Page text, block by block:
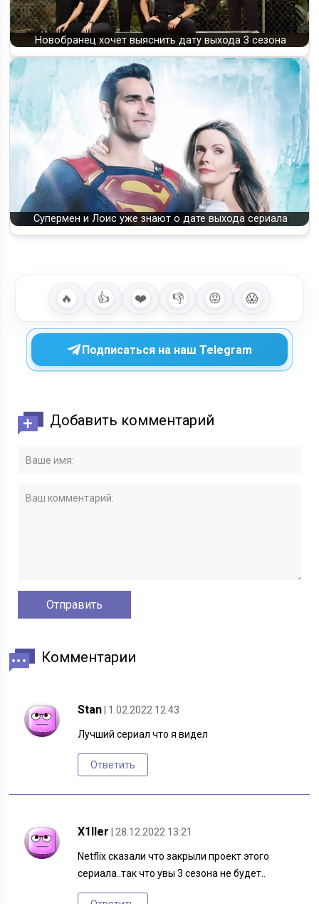
Новобранец хочет выяснить дату выхода 3 сезона
Супермен и Лоис уже знают о дате выхода сериала
🔥 👍 ❤️ 👎 😡 😱
Подписаться на наш Telegram
Добавить комментарий
Комментарии
Stan | 1.02.2022 12:43
Лучший сериал что я видел
Ответить
X1ller | 28.12.2022 13:21
Netflix сказали что закрыли проект этого
сериала..так что увы 3 сезона не будет..